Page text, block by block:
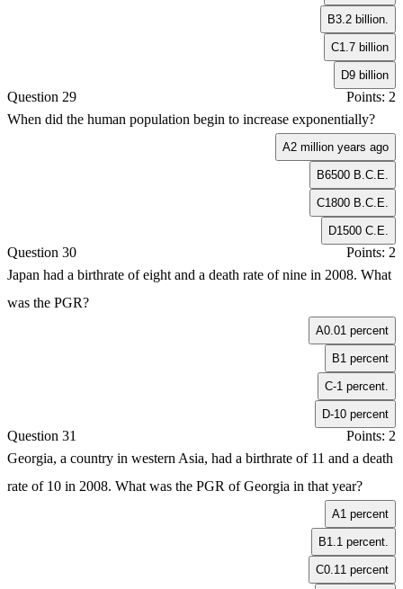
B3.2 billion.
C 1.7 billion
D9 billion
Question 29
Points: 2
When did the human population begin to increase exponentially?
A2 million years ago
B6500 B.C.E.
C1800 B.C.E.
D1500 C.E.
Question 30
Points: 2
Japan had a birthrate of eight and a death rate of nine in 2008. What
was the PGR?
A0.01 percent
B 1 percent
C-1 percent.
D-10 percent
Question 31
Points: 2
Georgia, a country in western Asia, had a birthrate of 11 and a death
rate of 10 in 2008. What was the PGR of Georgia in that year?
A 1 percent
B 1.1 percent.
C0.11 percent